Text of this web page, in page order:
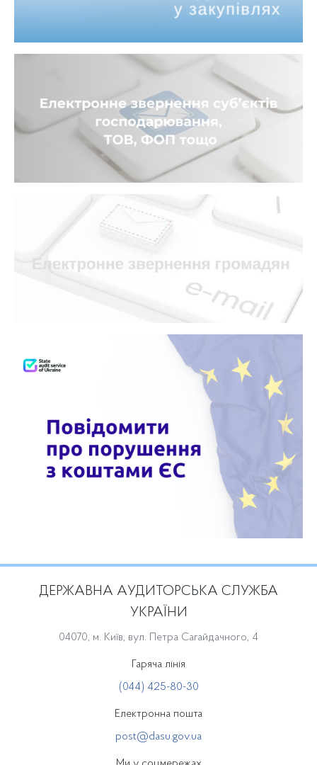
ДЕРЖАВНА АУДИТОРСЬКА СЛУЖБА
УКРАЇНИ
04070, м. Київ, вул. Петра Сагайдачного, 4
Гаряча лінія
(044) 425-80-30
Електронна пошта
post@dasu.gov.ua